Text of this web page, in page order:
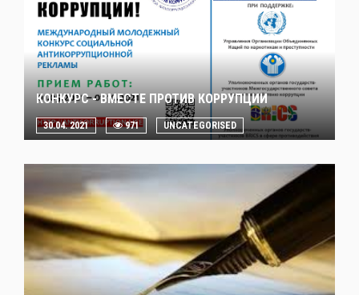
КОНКУРС - ВМЕСТЕ ПРОТИВ КОРРУПЦИИ
30.04. 2021 971 UNCATEGORISED